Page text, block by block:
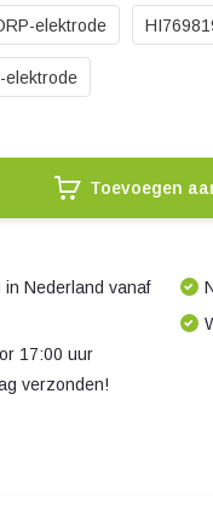
elektrode
elektrode
Toevoegen
Nederland vanaf
17:00 uur
verzonden!